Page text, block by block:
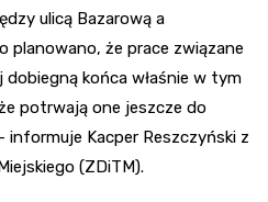
ulicą Bazarową a
planowano, że prace związane
końca właśnie w tym
potrwają one jeszcze do
Kacper Reszczyński z
(ZDiTM).